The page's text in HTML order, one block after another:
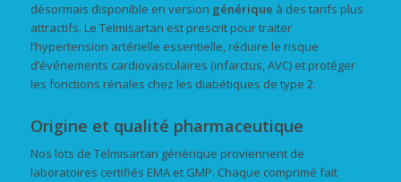
désormais disponible en version générique à des tarifs plus
attractifs. Le Telmisartan est prescrit pour traiter
l’hypertension artérielle essentielle, réduire le risque
d’événements cardiovasculaires (infarctus, AVC) et protéger
les fonctions rénales chez les diabétiques de type 2.
Origine et qualité pharmaceutique
Nos lots de Telmisartan générique proviennent de
laboratoires certifiés EMA et GMP. Chaque comprimé fait